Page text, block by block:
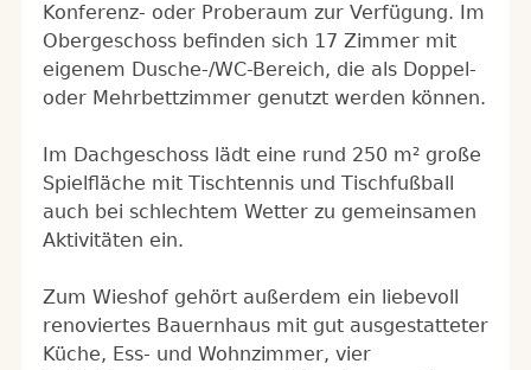
Konferenz- oder Proberaum zur Verfügung. Im
Obergeschoss befinden sich 17 Zimmer mit
eigenem Dusche-/WC-Bereich, die als Doppel-
oder Mehrbettzimmer genutzt werden können.
Im Dachgeschoss lädt eine rund 250 m² große
Spielfläche mit Tischtennis und Tischfußball
auch bei schlechtem Wetter zu gemeinsamen
Aktivitäten ein.
Zum Wieshof gehört außerdem ein liebevoll
renoviertes Bauernhaus mit gut ausgestatteter
Küche, Ess- und Wohnzimmer, vier